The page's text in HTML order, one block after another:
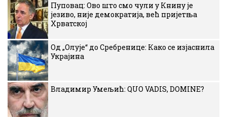
Пуповац: Ово што смо чули у Книну је
језиво, није демократија, већ пријетња
Хрватској
Од „Олује“ до Сребренице: Како се изјаснила
Украјина
Владимир Умељић: QUO VADIS, DOMINE?